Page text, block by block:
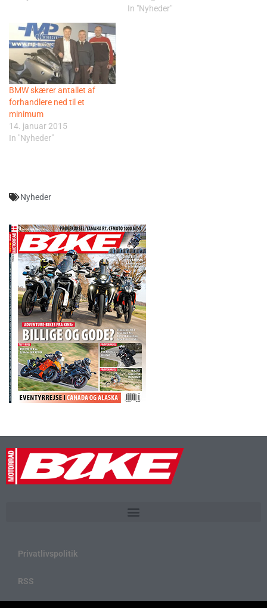
In "Nyheder"
BMW skærer antallet af
forhandlere ned til et
minimum
14. januar 2015
In "Nyheder"
Nyheder
Privatlivspolitik
RSS